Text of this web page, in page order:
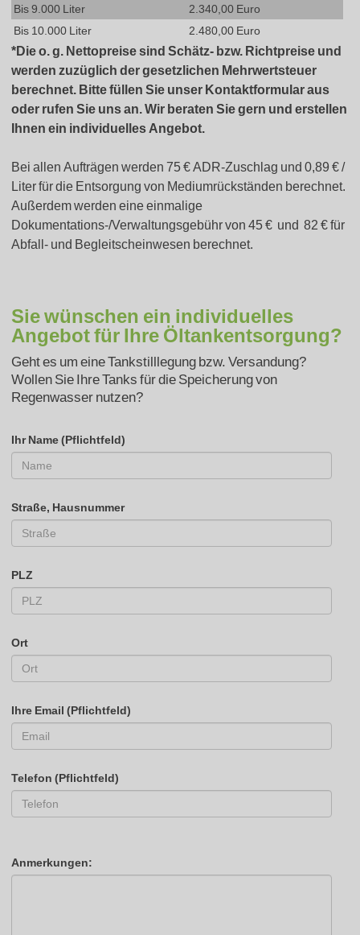
Bis 9.000 Liter
2.340,00 Euro
Bis 10.000 Liter
2.480,00 Euro
*Die o. g. Nettopreise sind Schätz- bzw. Richtpreise und
werden zuzüglich der gesetzlichen Mehrwertsteuer
berechnet. Bitte füllen Sie unser Kontaktformular aus
oder rufen Sie uns an. Wir beraten Sie gern und erstellen
Ihnen ein individuelles Angebot.
Bei allen Aufträgen werden 75 € ADR-Zuschlag und 0,89 € /
Liter für die Entsorgung von Mediumrückständen berechnet.
Außerdem werden eine einmalige
Dokumentations-/Verwaltungsgebühr von 45 € und 82 € für
Abfall- und Begleitscheinwesen berechnet.
Sie wünschen ein individuelles
Angebot für Ihre Öltankentsorgung?
Geht es um eine Tankstilllegung bzw. Versandung?
Wollen Sie Ihre Tanks für die Speicherung von
Regenwasser nutzen?
Ihr Name (Pflichtfeld)
Straße, Hausnummer
PLZ
Ort
Ihre Email (Pflichtfeld)
Telefon (Pflichtfeld)
Anmerkungen: